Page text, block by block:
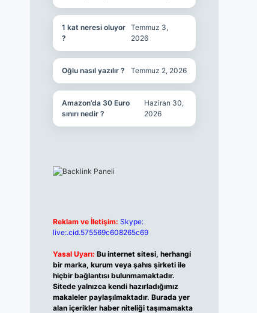
1 kat neresi oluyor
?
Temmuz 3,
2026
Oğlu nasıl yazılır ? Temmuz 2, 2026
Amazon’da 30 Euro
sınırı nedir ?
Haziran 30,
2026
Reklam ve İletişim: Skype:
live:.cid.575569c608265c69
Yasal Uyarı: Bu internet sitesi, herhangi
bir marka, kurum veya şahıs şirketi ile
hiçbir bağlantısı bulunmamaktadır.
Sitede yalnızca kendi hazırladığımız
makaleler paylaşılmaktadır. Burada yer
alan içerikler haber niteliği taşımamakta